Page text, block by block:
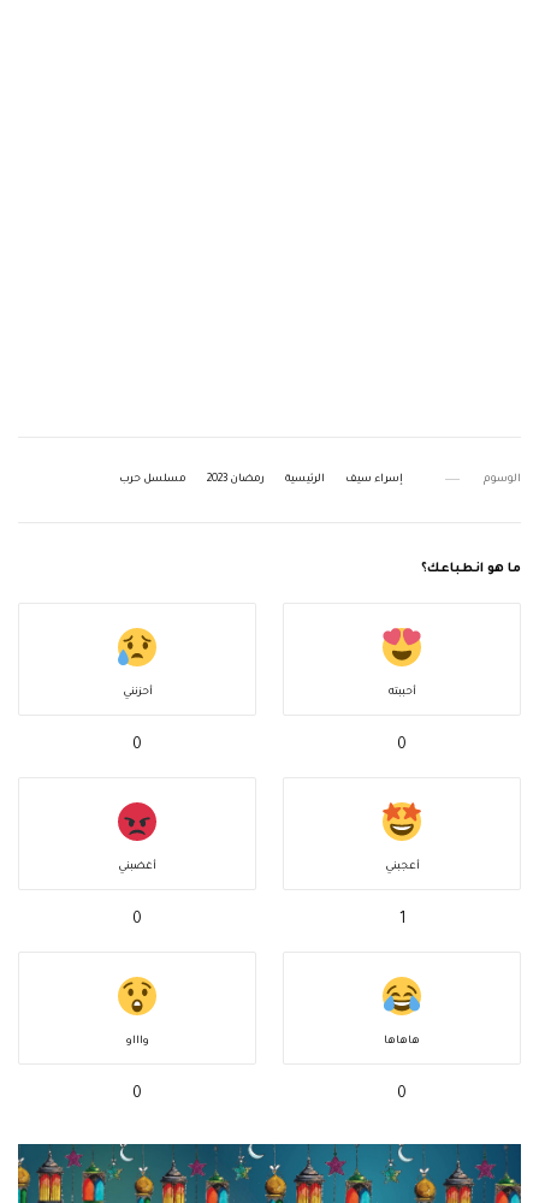
الوسوم إسراء سيف الرئيسية رمضان 2023 مسلسل حرب
ما هو انطباعك؟
أحببته
0
أحزنني
0
أعجبني
1
أغضبني
0
هاهاها
0
واااو
0